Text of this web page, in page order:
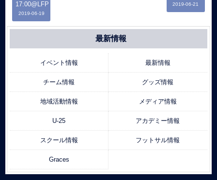
17:00@LFP
2019-06-19
2019-06-21
最新情報
イベント情報 最新情報
チーム情報 グッズ情報
地域活動情報 メディア情報
U-25 アカデミー情報
スクール情報 フットサル情報
Graces